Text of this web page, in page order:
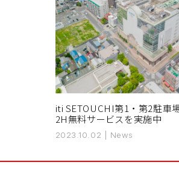
iti SETOUCHI第1・第2駐車
2H無料サービスを実施中
2023.10.02 News